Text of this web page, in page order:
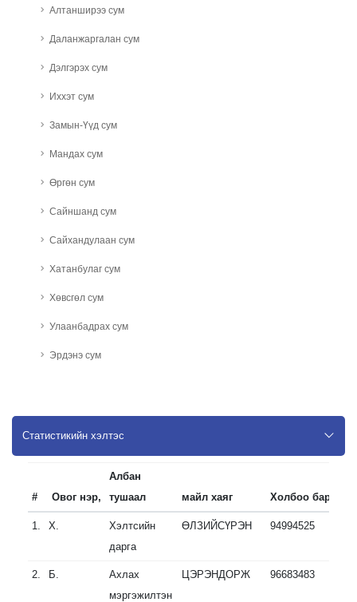
Алтанширээ сум
Даланжаргалан сум
Дэлгэрэх сум
Иххэт сум
Замын-Үүд сум
Мандах сум
Өргөн сум
Сайншанд сум
Сайхандулаан сум
Хатанбулаг сум
Хөвсгөл сум
Улаанбадрах сум
Эрдэнэ сум
Статистикийн хэлтэс
# Овог нэр,
Албан
тушаал
майл хаяг Холбоо барих
1. Х.
Хэлтсийн
дарга
ӨЛЗИЙСҮРЭН 94994525
2. Б.
Ахлах
мэргэжилтэн
ЦЭРЭНДОРЖ 96683483